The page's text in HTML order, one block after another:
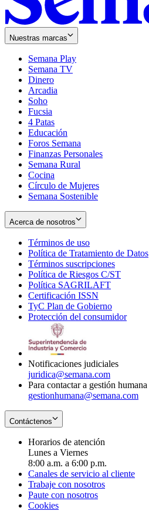
Nuestras marcas
Semana Play
Semana TV
Dinero
Arcadia
Soho
in
new
window
Fucsia
in
new
window
4 Patas
Educación
Foros Semana
Finanzas Personales
Semana Rural
Cocina
Círculo de Mujeres
Semana Sostenible
Acerca de nosotros
Términos de uso
in
new
window
Política de Tratamiento de Datos
Términos suscripciones
in
Política de Riesgos C/ST
Política SAGRILAFT
new
window
Certificación ISSN
in
new
TyC Plan de Gobierno
in
Protección del consumidorOpens
Notificaciones judiciales
juridica@semana.com
Para contactar a gestión humana
gestionhumana@semana.com
Contáctenos
Horarios de atención
Lunes a Viernes
8:00 a.m. a 6:00 p.m.
Canales de servicio al cliente
Trabaje con nosotros
Paute con nosotros
Cookies